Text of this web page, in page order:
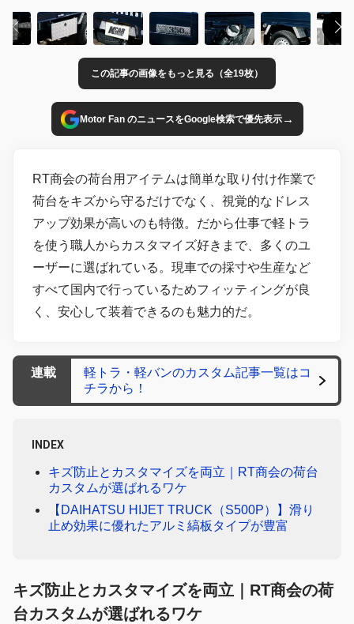
この記事の画像をもっと見る（全19枚）
Motor Fan のニュースをGoogle検索で優先表示→
RT商会の荷台用アイテムは簡単な取り付け作業で
荷台をキズから守るだけでなく、視覚的なドレス
アップ効果が高いのも特徴。だから仕事で軽トラ
を使う職人からカスタマイズ好きまで、多くのユ
ーザーに選ばれている。現車での採寸や生産など
すべて国内で行っているためフィッティングが良
く、安心して装着できるのも魅力的だ。
連載
軽トラ・軽バンのカスタム記事一覧はコ
チラから！
INDEX
キズ防止とカスタマイズを両立｜RT商会の荷台
カスタムが選ばれるワケ
【DAIHATSU HIJET TRUCK（S500P）】滑り
止め効果に優れたアルミ縞板タイプが豊富
キズ防止とカスタマイズを両立｜RT商会の荷
台カスタムが選ばれるワケ